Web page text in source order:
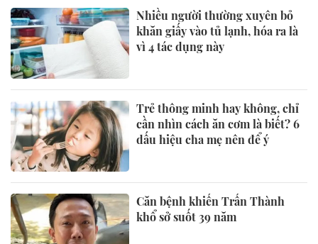
Nhiều người thường xuyên bỏ
khăn giấy vào tủ lạnh, hóa ra là
vì 4 tác dụng này
Trẻ thông minh hay không, chỉ
cần nhìn cách ăn cơm là biết? 6
dấu hiệu cha mẹ nên để ý
Căn bệnh khiến Trấn Thành
khổ sở suốt 39 năm